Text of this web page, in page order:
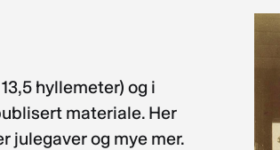
hyllemeter) og i
materiale. Her
julegaver og mye mer.